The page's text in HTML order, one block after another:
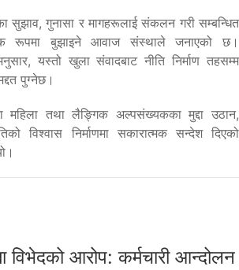
सुझाव, गुनासा र मागहरूलाई संकलन गरी सम्बन्धित
रूपमा बुझाइने आवाज संस्थाले जनाएको छ।
यस्तो खुला संवादबाट नीति निर्माण तहसम्म
पुग्नेछ।
महिला तथा लैङ्गिक अल्पसंख्यकका मुद्दा उठान,
विश्वास निर्माणमा सकारात्मक सन्देश दिएको
विभेदको आरोप: कर्मचारी आन्दोलन